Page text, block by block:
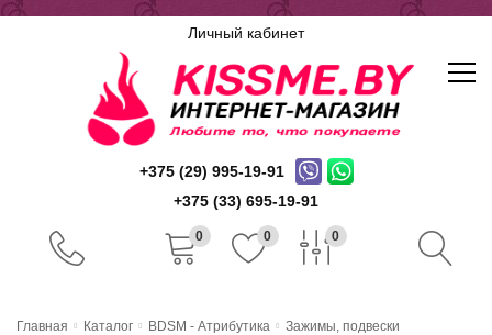
Личный кабинет
+375 (29) 995-19-91
+375 (33) 695-19-91
0 0 0
Главная Каталог BDSM - Атрибутика
Зажимы, подвески